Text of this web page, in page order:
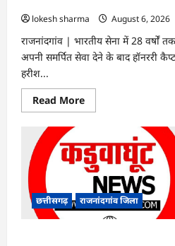
lokesh sharma
August 6, 2026
राजनांदगांव | भारतीय सेना में 28 वर्षों तक
अपनी समर्पित सेवा देने के बाद हॉनररी
हरीश...
Read MoreRead
more
देशसेवा
के
बाद
लौटे
हॉनररी
कैप्टन
हरीश
छत्तीसगढ़ राजनांदगांव जिला